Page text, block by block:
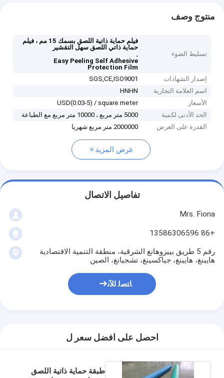
منتوج وصف
تسليط الضوء
فيلم حماية ذاتية اللصق بسمك 15 مم ، فيلم
حماية ذاتي اللصق سهل التقشير
,
Easy Peeling Self Adhesive
Protection Film
إصدار الشهادات
SGS,CE,ISO9001
اسم العلامة التجارية
HNHN
الأسعار
USD(0.03-5) / square meter
الحد الأدنى لكمية
5000 متر مربع ، 10000 متر مربع مع الطباعة
القدرة على العرض
2000000 متر مربع شهريا
عرض المزيد
تفاصيل الاتصال
Mrs. Fiona
+86 13586306596
رقم 5 طريق بييزوهانغ الشرقية، منطقة التنمية الاقتصادية
هايينغ، هايينغ، جياكسينغ، تشجيانغ، الصين
ﺎﺘﺼﻟ ﺍﻶﻧ
احصل على افضل سعر ل
طبقة حماية ذاتية اللصق